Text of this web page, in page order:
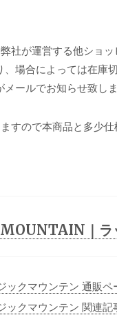
社が運営する他ショ
場合によっては在庫
ールでお知らせ致し
すので本商品と多少
｜ラ
ックマウンテン 通販ペ
ックマウンテン 関連記